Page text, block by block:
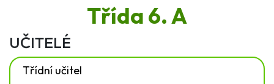
Třída 6. A
UČITELÉ
Třídní učitel